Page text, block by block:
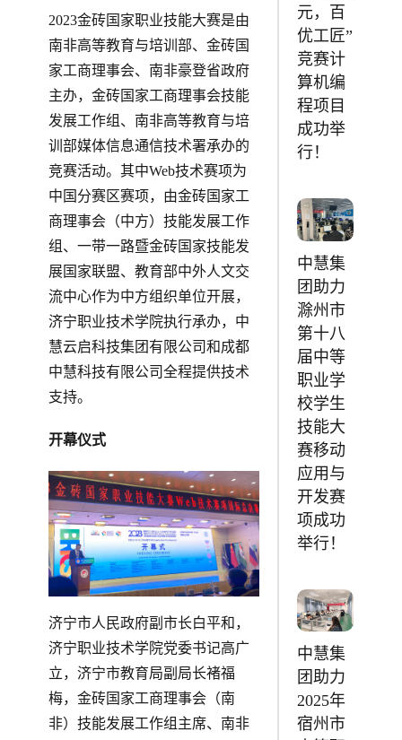
2023金砖国家职业技能大赛是由
南非高等教育与培训部、金砖国
家工商理事会、南非豪登省政府
主办，金砖国家工商理事会技能
发展工作组、南非高等教育与培
训部媒体信息通信技术署承办的
竞赛活动。其中Web技术赛项为
中国分赛区赛项，由金砖国家工
商理事会（中方）技能发展工作
组、一带一路暨金砖国家技能发
展国家联盟、教育部中外人文交
流中心作为中方组织单位开展，
济宁职业技术学院执行承办，中
慧云启科技集团有限公司和成都
中慧科技有限公司全程提供技术
支持。
开幕仪式
济宁市人民政府副市长白平和，
济宁职业技术学院党委书记高广
立，济宁市教育局副局长褚福
梅，金砖国家工商理事会（南
非）技能发展工作组主席、南非
元，百
优工匠”
竞赛计
算机编
程项目
成功举
行！
中慧集
团助力
滁州市
第十八
届中等
职业学
校学生
技能大
赛移动
应用与
开发赛
项成功
举行！
中慧集
团助力
2025年
宿州市